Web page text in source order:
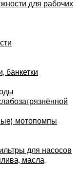
для рабочих
банкетки
мотопомпы
для насосов
масла,